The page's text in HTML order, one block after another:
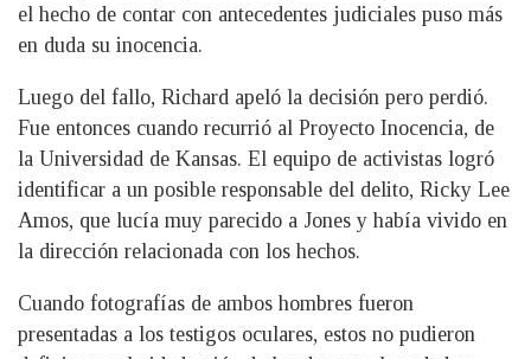
el hecho de contar con antecedentes judiciales puso más
en duda su inocencia.
Luego del fallo, Richard apeló la decisión pero perdió.
Fue entonces cuando recurrió al Proyecto Inocencia, de
la Universidad de Kansas. El equipo de activistas logró
identificar a un posible responsable del delito, Ricky Lee
Amos, que lucía muy parecido a Jones y había vivido en
la dirección relacionada con los hechos.
Cuando fotografías de ambos hombres fueron
presentadas a los testigos oculares, estos no pudieron